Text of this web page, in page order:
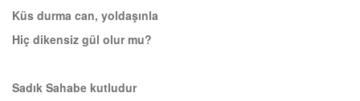
Küs durma can, yoldaşınla
Hiç dikensiz gül olur mu?
Sadık Sahabe kutludur